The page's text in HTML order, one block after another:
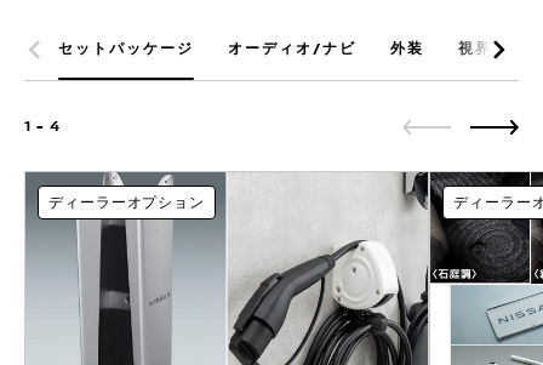
セットパッケージ オーディオ/ナビ 外装 視界
1 - 4
ディーラーオプション ディーラー